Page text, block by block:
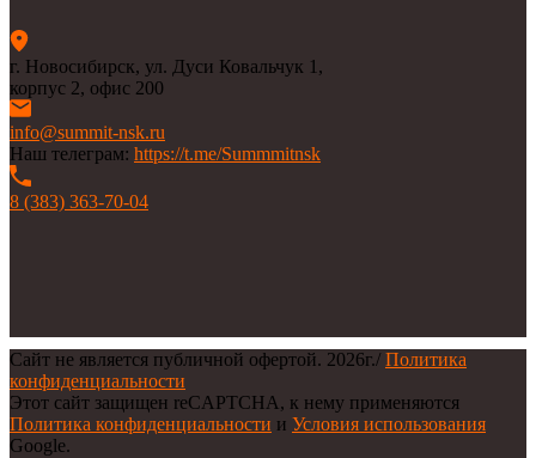
г. Новосибирск, ул. Дуси Ковальчук 1,
корпус 2, офис 200
info@summit-nsk.ru
Наш телеграм: https://t.me/Summmitnsk
8 (383) 363-70-04
Сайт не является публичной офертой. 2026г./ Политика
конфиденциальности
Этот сайт защищен reCAPTCHA, к нему применяются
Политика конфиденциальности и Условия использования
Google.